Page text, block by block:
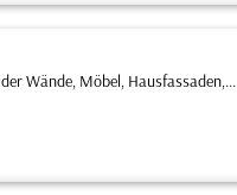
Wände, Möbel, Hausfassaden,...